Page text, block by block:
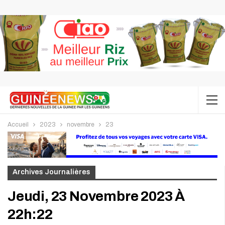
Accueil 2023 novembre 23
Archives Journalières
Jeudi, 23 Novembre 2023 À
22h:22